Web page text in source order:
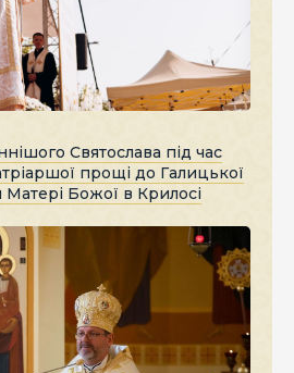
Святослава під час
прощі до Галицької
Матері Божої в Крилосі